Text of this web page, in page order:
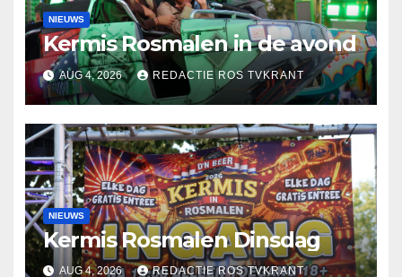
NIEUWS
Kermis Rosmalen in de avond
AUG 4, 2026 REDACTIE ROS TVKRANT
NIEUWS
Kermis Rosmalen Dinsdag
AUG 4, 2026 REDACTIE ROS TVKRANT